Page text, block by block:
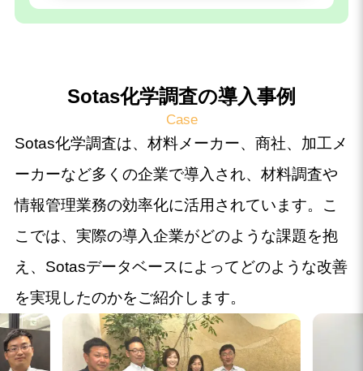
Sotas化学調査の導入事例
Case
Sotas化学調査は、材料メーカー、商社、加工メ
ーカーなど多くの企業で導入され、材料調査や
情報管理業務の効率化に活用されています。こ
こでは、実際の導入企業がどのような課題を抱
え、Sotasデータベースによってどのような改善
を実現したのかをご紹介します。